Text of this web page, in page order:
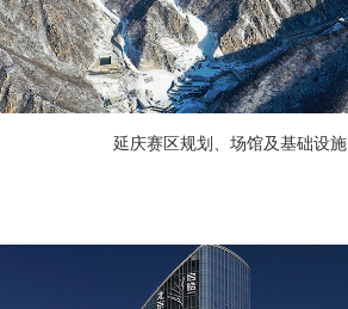
延庆赛区规划、场馆及基础设施